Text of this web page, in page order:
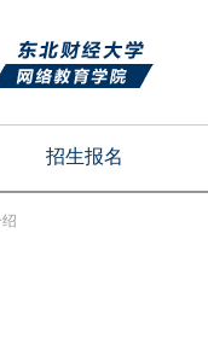
招生报名